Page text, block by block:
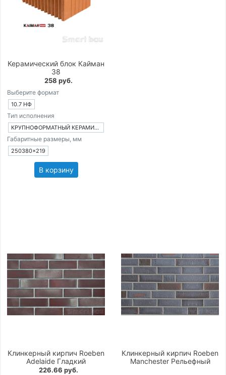
Керамический блок Кайман
38
258 руб.
Выберите формат
10.7 НФ
Тип исполнения
КРУПНОФОРМАТНЫЙ КЕРАМИЧЕСКИЙ БЛОК
Габаритные размеры, мм
250380×219
В корзину
Клинкерный кирпич Roeben
Adelaide Гладкий
226.66 руб.
Клинкерный кирпич Roeben
Manchester Рельефный